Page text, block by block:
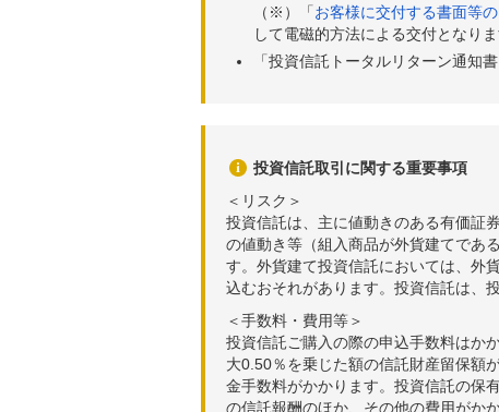
（※）「お客様に交付する書面等
して電磁的方法による交付となりま
「投資信託トータルリターン通知
投資信託取引に関する重要事項
＜リスク＞
投資信託は、主に値動きのある有価証
の値動き等（組入商品が外貨建てであ
す。外貨建て投資信託においては、外
込むおそれがあります。投資信託は、
＜手数料・費用等＞
投資信託ご購入の際の申込手数料はか
大0.50％を乗じた額の信託財産留保額
金手数料がかかります。投資信託の保
の信託報酬のほか、その他の費用がか